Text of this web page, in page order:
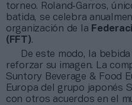
torneo. Roland‑Garros,
batida, se celebra
organización de la
(FFT).
De este modo, la
reforzar su imagen. La
Suntory Beverage & Food
Europa del grupo japonés
con otros acuerdos en el